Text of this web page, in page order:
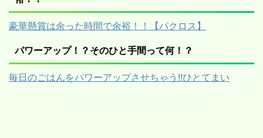
豪華懸賞は余った時間で余裕！！【パクロス】
パワーアップ！？そのひと手間って何！？
毎日のごはんをパワーアップさせちゃう!!ひとてまい